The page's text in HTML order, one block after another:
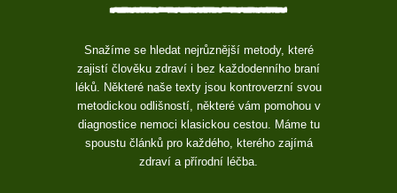
Snažíme se hledat nejrůznější metody, které
zajistí člověku zdraví i bez každodenního braní
léků. Některé naše texty jsou kontroverzní svou
metodickou odlišností, některé vám pomohou v
diagnostice nemoci klasickou cestou. Máme tu
spoustu článků pro každého, kterého zajímá
zdraví a přírodní léčba.